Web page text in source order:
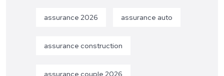
assurance 2026 assurance auto
assurance construction
assurance couple 2026